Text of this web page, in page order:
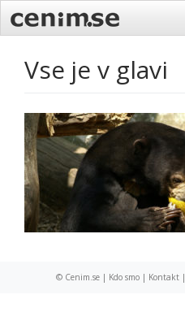
content
Vse je v glavi
© Cenim.se | Kdo smo| Kontakt|